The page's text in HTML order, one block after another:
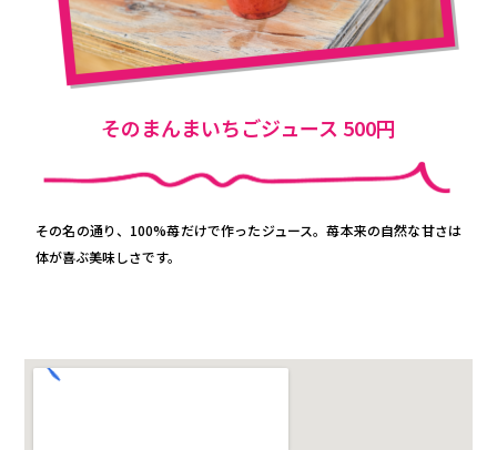
そのまんまいちごジュース 500円
その名の通り、100%苺だけで作ったジュース。苺本来の自然な甘さは
体が喜ぶ美味しさです。